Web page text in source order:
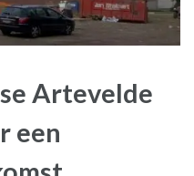
Artevelde
een